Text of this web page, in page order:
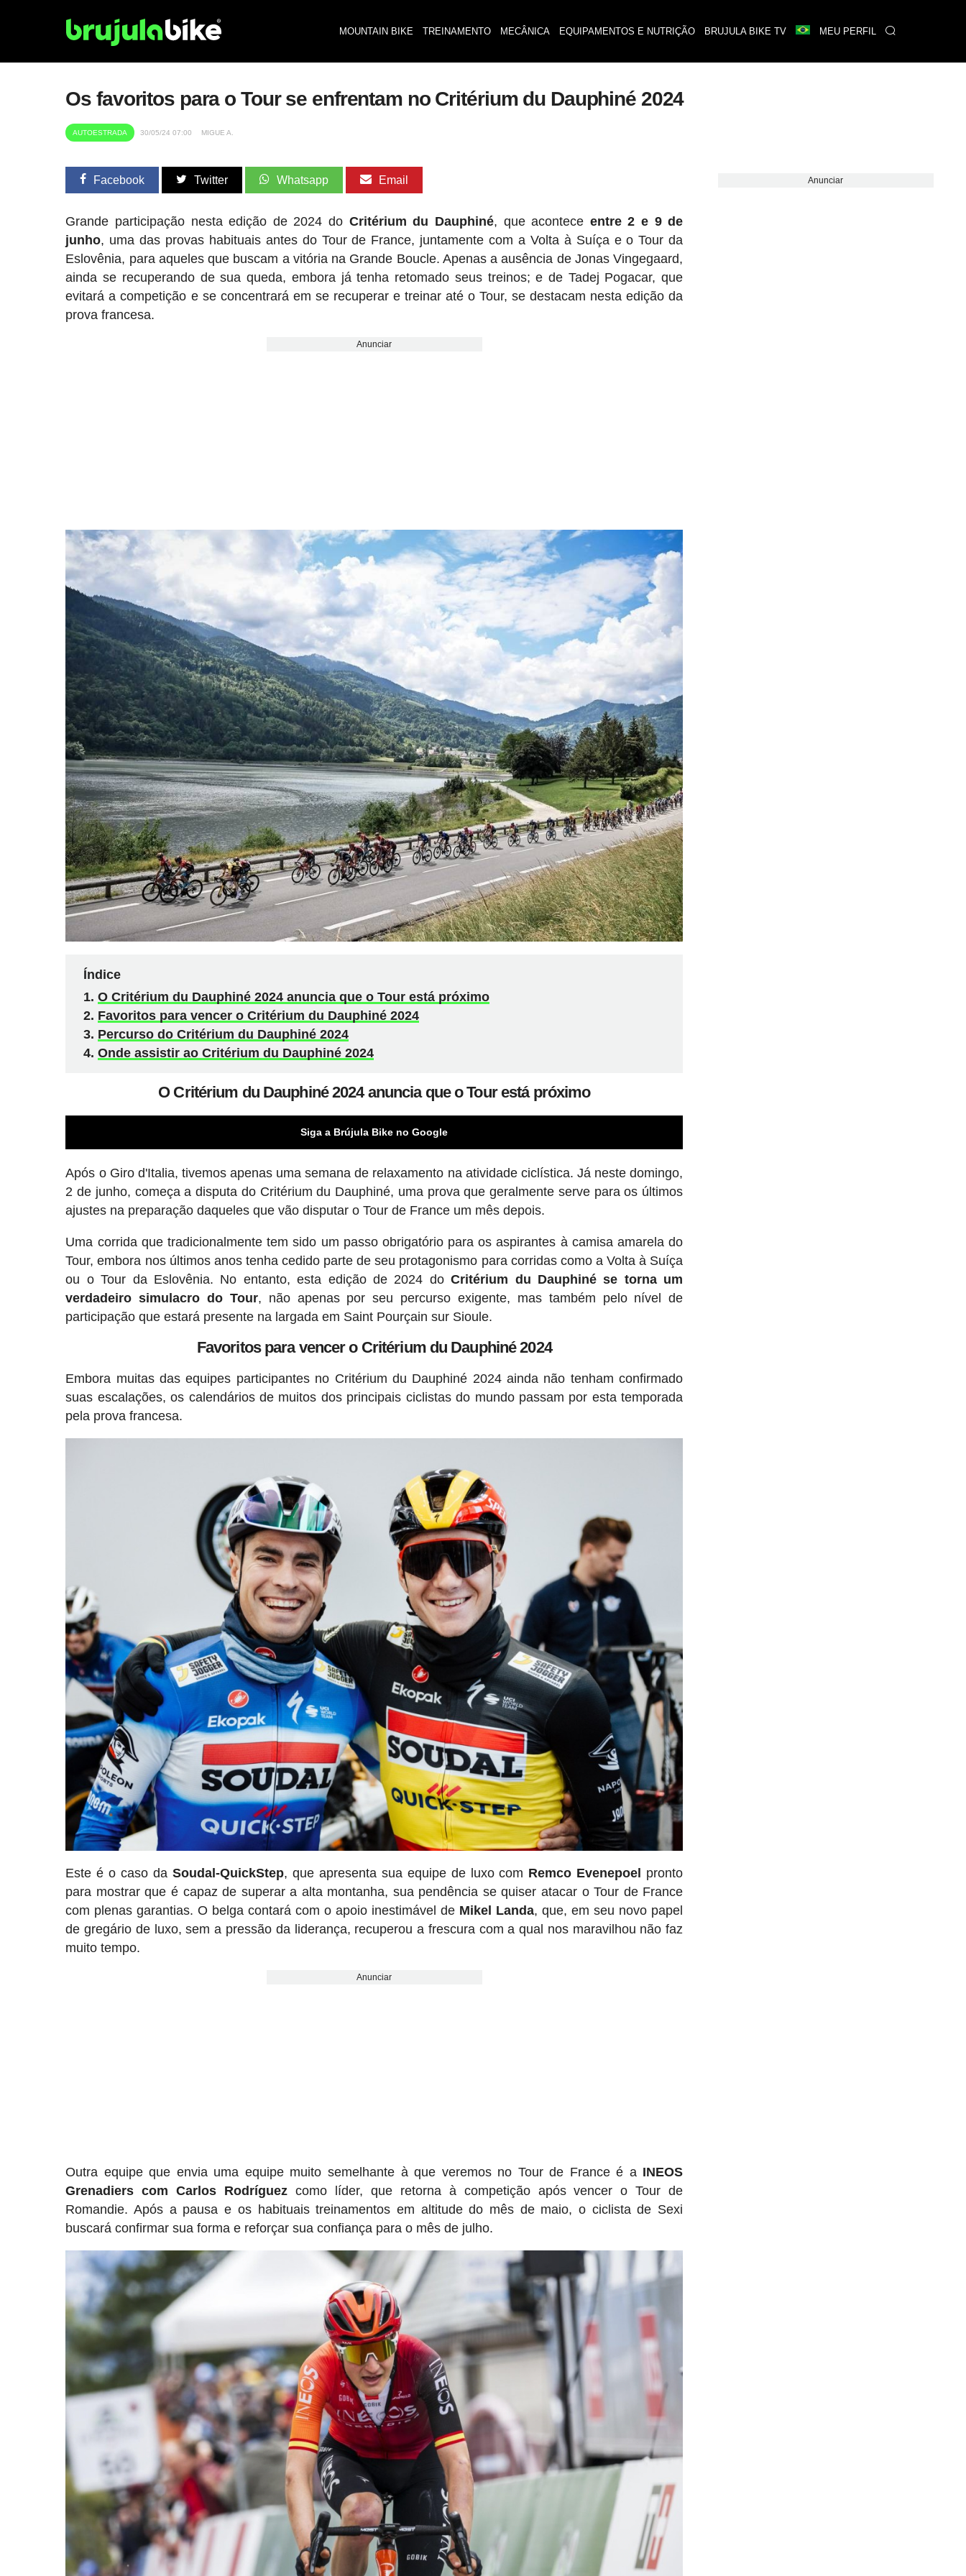
MOUNTAIN BIKE TREINAMENTO MECÂNICA EQUIPAMENTOS E NUTRIÇÃO BRUJULA BIKE TV MEU PERFIL
Os favoritos para o Tour se enfrentam no Critérium du Dauphiné 2024
AUTOESTRADA 30/05/24 07:00 MIGUE A.
Facebook Twitter Whatsapp Email
Grande participação nesta edição de 2024 do Critérium du Dauphiné, que acontece entre 2 e 9 de
junho, uma das provas habituais antes do Tour de France, juntamente com a Volta à Suíça e o Tour da
Eslovênia, para aqueles que buscam a vitória na Grande Boucle. Apenas a ausência de Jonas Vingegaard,
ainda se recuperando de sua queda, embora já tenha retomado seus treinos; e de Tadej Pogacar, que
evitará a competição e se concentrará em se recuperar e treinar até o Tour, se destacam nesta edição da
prova francesa.
Anunciar
Índice
O Critérium du Dauphiné 2024 anuncia que o Tour está próximo
Favoritos para vencer o Critérium du Dauphiné 2024
Percurso do Critérium du Dauphiné 2024
Onde assistir ao Critérium du Dauphiné 2024
O Critérium du Dauphiné 2024 anuncia que o Tour está próximo
Siga a Brújula Bike no Google
Após o Giro d'Italia, tivemos apenas uma semana de relaxamento na atividade ciclística. Já neste domingo,
2 de junho, começa a disputa do Critérium du Dauphiné, uma prova que geralmente serve para os últimos
ajustes na preparação daqueles que vão disputar o Tour de France um mês depois.
Uma corrida que tradicionalmente tem sido um passo obrigatório para os aspirantes à camisa amarela do
Tour, embora nos últimos anos tenha cedido parte de seu protagonismo para corridas como a Volta à Suíça
ou o Tour da Eslovênia. No entanto, esta edição de 2024 doCritérium du Dauphiné se torna um
verdadeiro simulacro do Tour, não apenas por seu percurso exigente, mas também pelo nível de
participação que estará presente na largada em Saint Pourçain sur Sioule.
Favoritos para vencer o Critérium du Dauphiné 2024
Embora muitas das equipes participantes no Critérium du Dauphiné 2024 ainda não tenham confirmado
suas escalações, os calendários de muitos dos principais ciclistas do mundo passam por esta temporada
pela prova francesa.
Este é o caso da Soudal-QuickStep, que apresenta sua equipe de luxo com Remco Evenepoel pronto
para mostrar que é capaz de superar a alta montanha, sua pendência se quiser atacar o Tour de France
com plenas garantias. O belga contará com o apoio inestimável de Mikel Landa, que, em seu novo papel
de gregário de luxo, sem a pressão da liderança, recuperou a frescura com a qual nos maravilhou não faz
muito tempo.
Anunciar
Outra equipe que envia uma equipe muito semelhante à que veremos no Tour de France é a INEOS
Grenadiers com Carlos Rodríguez como líder, que retorna à competição após vencer o Tour de
Romandie. Após a pausa e os habituais treinamentos em altitude do mês de maio, o ciclista de Sexi
buscará confirmar sua forma e reforçar sua confiança para o mês de julho.
Anunciar